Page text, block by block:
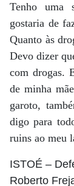
Tenho uma
gostaria de
Quanto às
Devo dizer
com drogas.
de minha
garoto,
digo para
ruins ao meu
ISTOÉ –
Roberto